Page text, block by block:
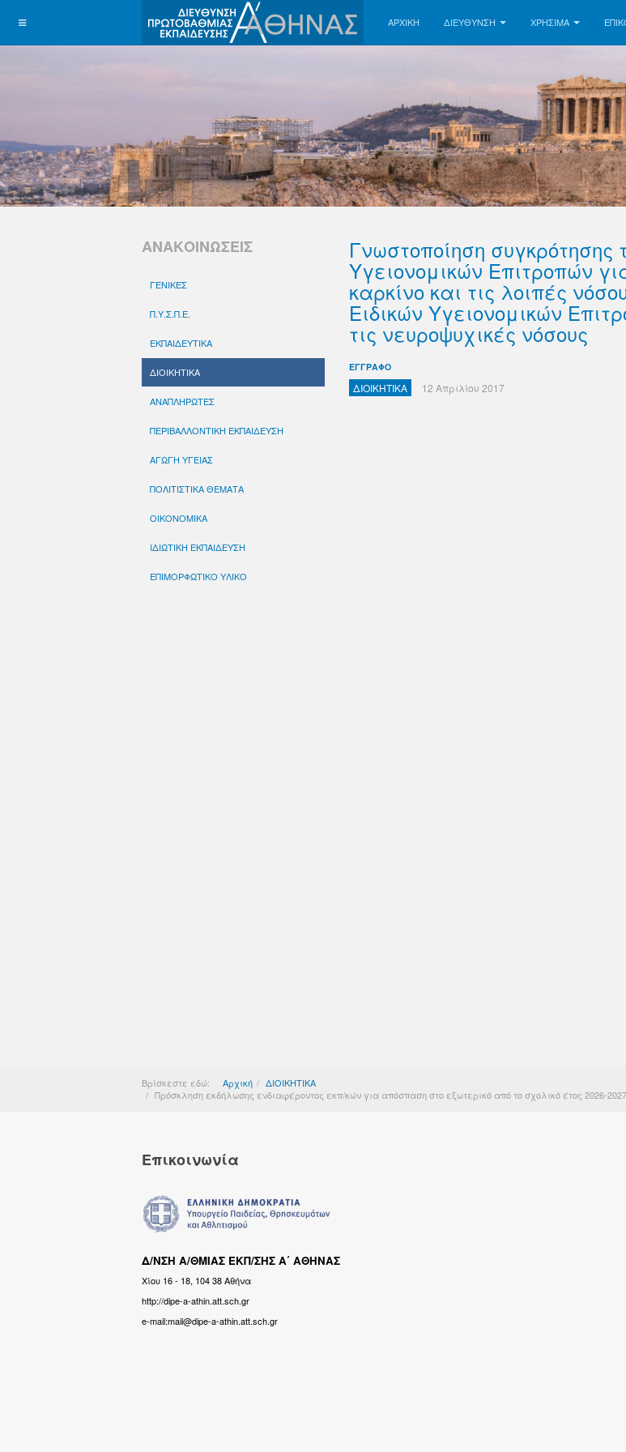
ΑΡΧΙΚΗ ΔΙΕΥΘΥΝΣΗ ΧΡΗΣΙΜΑ
Γνωστοποίηση συγκρότησης
Υγειονομικών Επιτροπών
καρκίνο και τις λοιπές
Ειδικών Υγειονομικών
τις νευροψυχικές νόσους
ΕΓΓΡΑΦΟ
ΔΙΟΙΚΗΤΙΚΑ 12 Απριλίου 2017
ΑΝΑΚΟΙΝΩΣΕΙΣ
ΓΕΝΙΚΕΣ
Π.Υ.Σ.Π.Ε.
ΕΚΠΑΙΔΕΥΤΙΚΑ
ΔΙΟΙΚΗΤΙΚΑ
ΑΝΑΠΛΗΡΩΤΕΣ
ΠΕΡΙΒΑΛΛΟΝΤΙΚΗ ΕΚΠΑΙΔΕΥΣΗ
ΑΓΩΓΗ ΥΓΕΙΑΣ
ΠΟΛΙΤΙΣΤΙΚΑ ΘΕΜΑΤΑ
ΟΙΚΟΝΟΜΙΚΑ
ΙΔΙΩΤΙΚΗ ΕΚΠΑΙΔΕΥΣΗ
ΕΠΙΜΟΡΦΩΤΙΚΟ ΥΛΙΚΟ
Βρίσκεστε εδώ: Αρχική
ΔΙΟΙΚΗΤΙΚΑ
Πρόσκληση εκδήλωσης ενδιαφέροντος εκπ/κών για απόσπαση στο εξωτερικό από το σχολικό έτος 2026-2027
Επικοινωνία
Δ/ΝΣΗ Α/ΘΜΙΑΣ ΕΚΠ/ΣΗΣ Α΄ ΑΘΗΝΑΣ
Χίου 16 - 18, 104 38 Αθήνα
http://dipe-a-athin.att.sch.gr
e-mail:mail@dipe-a-athin.att.sch.gr